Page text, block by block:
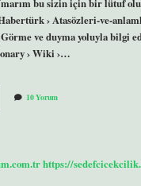
› Atasözleri-ve-
ve duyma yoluyla bilgi
› Wiki ›…
10 Yorum
https://